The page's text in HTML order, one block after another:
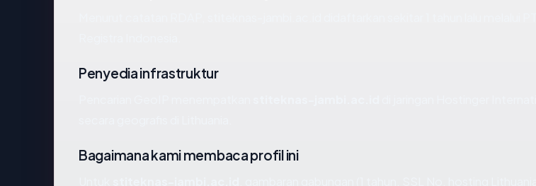
Penyedia infrastruktur
Bagaimana kami membaca profil ini